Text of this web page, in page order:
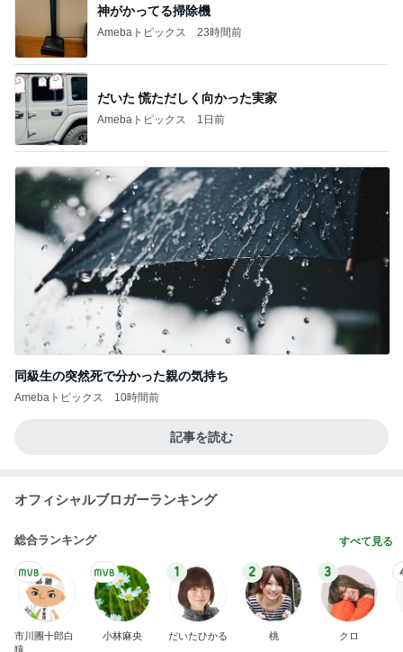
神がかってる掃除機
Amebaトピックス 23時間前
だいた 慌ただしく向かった実家
Amebaトピックス 1日前
同級生の突然死で分かった親の気持ち
Amebaトピックス 10時間前
記事を読む
オフィシャルブロガーランキング
総合ランキング すべて見る
市川團十郎白
猿
小林麻央
1
だいたひかる
2
桃
3
クロ